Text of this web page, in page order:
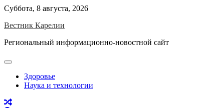
Skip
content
Суббота, 8 августа, 2026
Вестник Карелии
Региональный информационно-новостной сайт
Здоровье
Наука и технологии